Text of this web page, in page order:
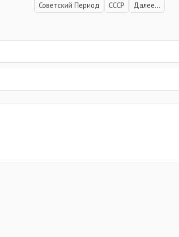
Советский Период
СССР Далее...